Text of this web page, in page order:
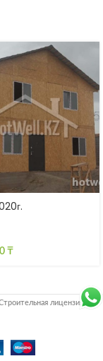
₸
Строительная лицензия №